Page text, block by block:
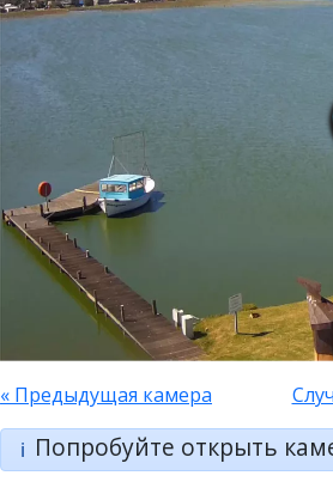
« Предыдущая камера
ℹ️ Попробуйте открыть